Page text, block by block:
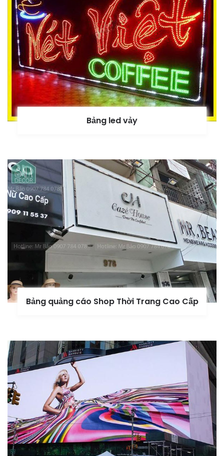
Bảng led vảy
Bảng quảng cáo Shop Thời Trang Cao Cấp